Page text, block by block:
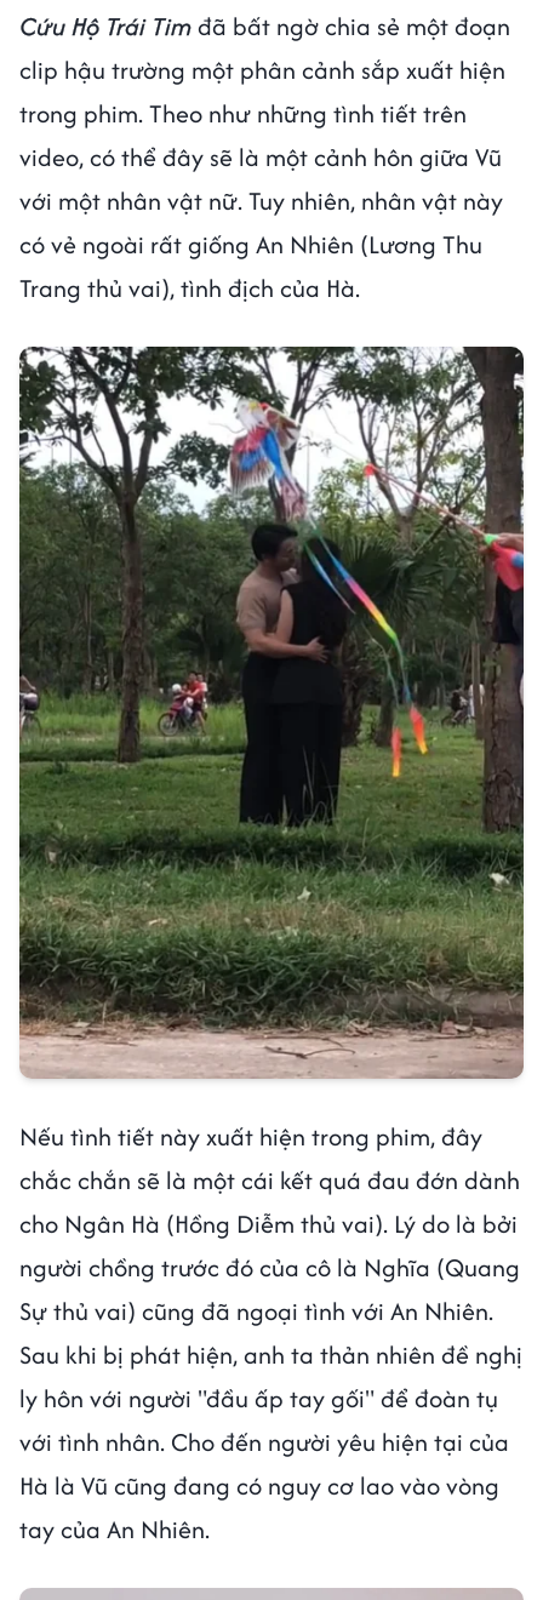
Cứu Hộ Trái Timđã bất ngờ chia sẻ một đoạn
clip hậu trường một phân cảnh sắp xuất hiện
trong phim. Theo như những tình tiết trên
video, có thể đây sẽ là một cảnh hôn giữa Vũ
với một nhân vật nữ. Tuy nhiên, nhân vật này
có vẻ ngoài rất giống An Nhiên (Lương Thu
Trang thủ vai), tình địch của Hà.
Nếu tình tiết này xuất hiện trong phim, đây
chắc chắn sẽ là một cái kết quá đau đớn dành
cho Ngân Hà (Hồng Diễm thủ vai). Lý do là bởi
người chồng trước đó của cô là Nghĩa (Quang
Sự thủ vai) cũng đã ngoại tình với An Nhiên.
Sau khi bị phát hiện, anh ta thản nhiên đề nghị
ly hôn với người "đầu ấp tay gối" để đoàn tụ
với tình nhân. Cho đến người yêu hiện tại của
Hà là Vũ cũng đang có nguy cơ lao vào vòng
tay của An Nhiên.